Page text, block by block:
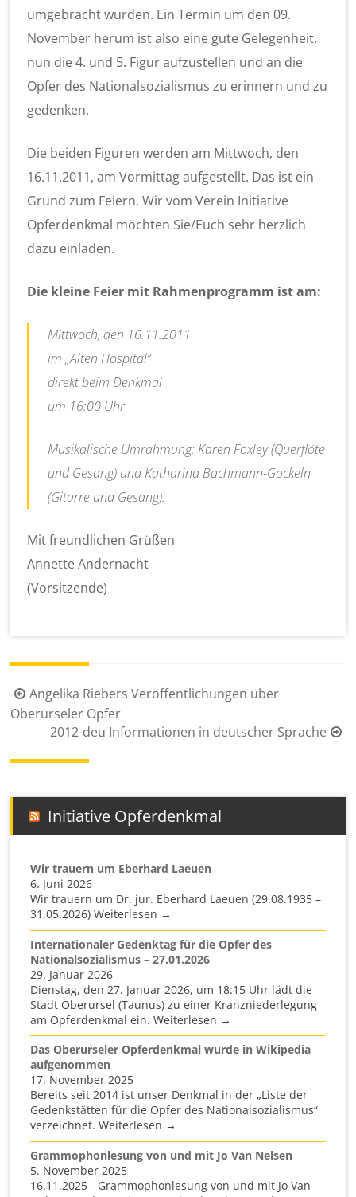
umgebracht wurden. Ein Termin um den 09.
November herum ist also eine gute Gelegenheit,
nun die 4. und 5. Figur aufzustellen und an die
Opfer des Nationalsozialismus zu erinnern und zu
gedenken.
Die beiden Figuren werden am Mittwoch, den
16.11.2011, am Vormittag aufgestellt. Das ist ein
Grund zum Feiern. Wir vom Verein Initiative
Opferdenkmal möchten Sie/Euch sehr herzlich
dazu einladen.
Die kleine Feier mit Rahmenprogramm ist am:
Mittwoch, den 16.11.2011
im „Alten Hospital“
direkt beim Denkmal
um 16:00 Uhr
Musikalische Umrahmung: Karen Foxley (Querflöte
und Gesang) und Katharina Bachmann-Gockeln
(Gitarre und Gesang).
Mit freundlichen Grüßen
Annette Andernacht
(Vorsitzende)
Beitragsnavigation
Angelika Riebers Veröffentlichungen über
Oberurseler Opfer
2012-deu Informationen in deutscher Sprache
Initiative Opferdenkmal
Wir trauern um Eberhard Laeuen
6. Juni 2026
Wir trauern um Dr. jur. Eberhard Laeuen (29.08.1935 –
31.05.2026) Weiterlesen →
Internationaler Gedenktag für die Opfer des
Nationalsozialismus – 27.01.2026
29. Januar 2026
Dienstag, den 27. Januar 2026, um 18:15 Uhr lädt die
Stadt Oberursel (Taunus) zu einer Kranzniederlegung
am Opferdenkmal ein. Weiterlesen →
Das Oberurseler Opferdenkmal wurde in Wikipedia
aufgenommen
17. November 2025
Bereits seit 2014 ist unser Denkmal in der „Liste der
Gedenkstätten für die Opfer des Nationalsozialismus“
verzeichnet. Weiterlesen →
Grammophonlesung von und mit Jo Van Nelsen
5. November 2025
16.11.2025 - Grammophonlesung von und mit Jo Van